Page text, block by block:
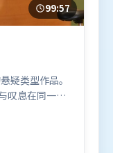
99:57
疑类型作品。
叹息在同一场
放与主题回
康昊、艾米
于2019年11